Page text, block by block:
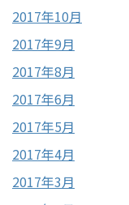
2017年10月
2017年9月
2017年8月
2017年6月
2017年5月
2017年4月
2017年3月